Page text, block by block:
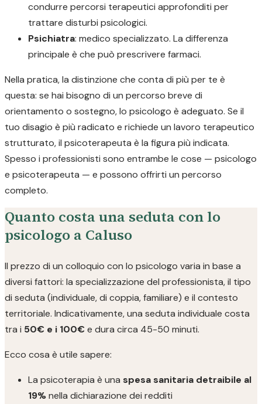
condurre percorsi terapeutici approfonditi per
trattare disturbi psicologici.
Psichiatra: medico specializzato. La differenza
principale è che può prescrivere farmaci.
Nella pratica, la distinzione che conta di più per te è
questa: se hai bisogno di un percorso breve di
orientamento o sostegno, lo psicologo è adeguato. Se il
tuo disagio è più radicato e richiede un lavoro terapeutico
strutturato, il psicoterapeuta è la figura più indicata.
Spesso i professionisti sono entrambe le cose — psicologo
e psicoterapeuta — e possono offrirti un percorso
completo.
Quanto costa una seduta con lo
psicologo a Caluso
Il prezzo di un colloquio con lo psicologo varia in base a
diversi fattori: la specializzazione del professionista, il tipo
di seduta (individuale, di coppia, familiare) e il contesto
territoriale. Indicativamente, una seduta individuale costa
tra i 50€ e i 100€ e dura circa 45-50 minuti.
Ecco cosa è utile sapere:
La psicoterapia è una spesa sanitaria detraibile al
19%nella dichiarazione dei redditi